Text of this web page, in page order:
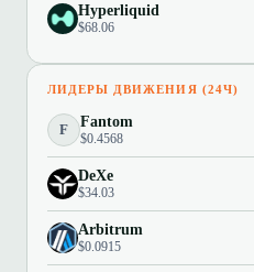
Hyperliquid
$68.06
ЛИДЕРЫ ДВИЖЕНИЯ (24Ч)
F Fantom
$0.4568
DeXe
$34.03
Arbitrum
$0.0915